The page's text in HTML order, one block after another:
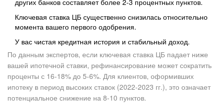
других банков составляет более 2-3 процентных пунктов.
Ключевая ставка ЦБ существенно снизилась относительно
момента вашего первого одобрения.
У вас чистая кредитная история и стабильный доход.
По данным экспертов, если ключевая ставка ЦБ падает ниже
вашей ипотечной ставки, рефинансирование может сократить
проценты с 16-18% до 5-6%. Для клиентов, оформивших
ипотеку в период высоких ставок (2022-2023 гг.), это означает
потенциальное снижение на 8-10 пунктов.